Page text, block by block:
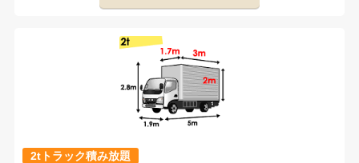
2tトラック積み放題